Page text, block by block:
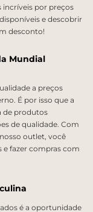
por preços
e descobrir
desconto!
Mundial
a preços
É por isso que a
de produtos
de qualidade. Com
outlet, você
e fazer compras com
é a oportunidade